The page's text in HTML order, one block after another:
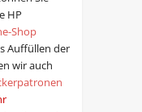
HP
Shop
Auffüllen der
wir auch